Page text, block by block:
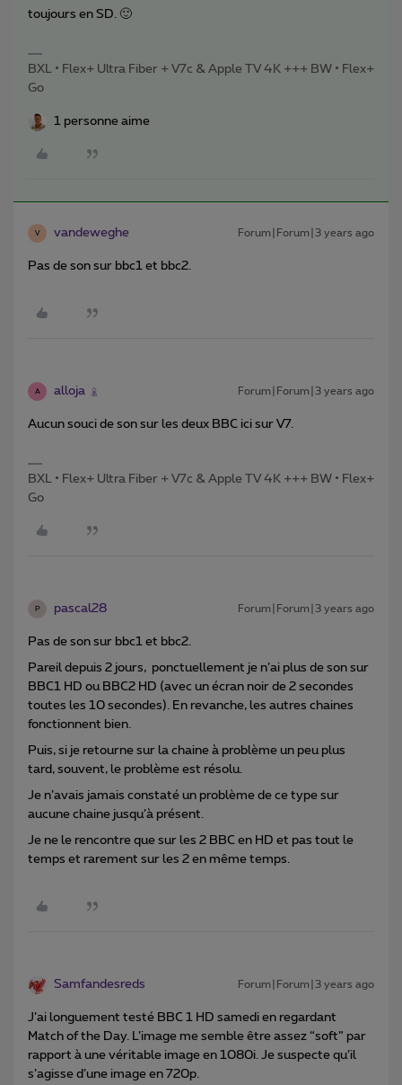
toujours en SD. 🙂
BXL • Flex+ Ultra Fiber + V7c & Apple TV 4K +++ BW • Flex+
Go
1 personne aime
V vandeweghe Forum|Forum|3 years ago
Pas de son sur bbc1 et bbc2.
A alloja Forum|Forum|3 years ago
Aucun souci de son sur les deux BBC ici sur V7.
BXL • Flex+ Ultra Fiber + V7c & Apple TV 4K +++ BW • Flex+
Go
P pascal28 Forum|Forum|3 years ago
Pas de son sur bbc1 et bbc2.
Pareil depuis 2 jours, ponctuellement je n’ai plus de son sur
BBC1 HD ou BBC2 HD (avec un écran noir de 2 secondes
toutes les 10 secondes). En revanche, les autres chaines
fonctionnent bien.
Puis, si je retourne sur la chaine à problème un peu plus
tard, souvent, le problème est résolu.
Je n’avais jamais constaté un problème de ce type sur
aucune chaine jusqu’à présent.
Je ne le rencontre que sur les 2 BBC en HD et pas tout le
temps et rarement sur les 2 en même temps.
Samfandesreds Forum|Forum|3 years ago
J’ai longuement testé BBC 1 HD samedi en regardant
Match of the Day. L’image me semble être assez “soft” par
rapport à une véritable image en 1080i. Je suspecte qu’il
s’agisse d’une image en 720p.